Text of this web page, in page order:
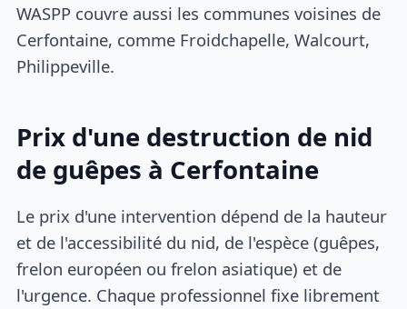
WASPP couvre aussi les communes voisines de
Cerfontaine, comme Froidchapelle, Walcourt,
Philippeville.
Prix d'une destruction de nid
de guêpes à Cerfontaine
Le prix d'une intervention dépend de la hauteur
et de l'accessibilité du nid, de l'espèce (guêpes,
frelon européen ou frelon asiatique) et de
l'urgence. Chaque professionnel fixe librement